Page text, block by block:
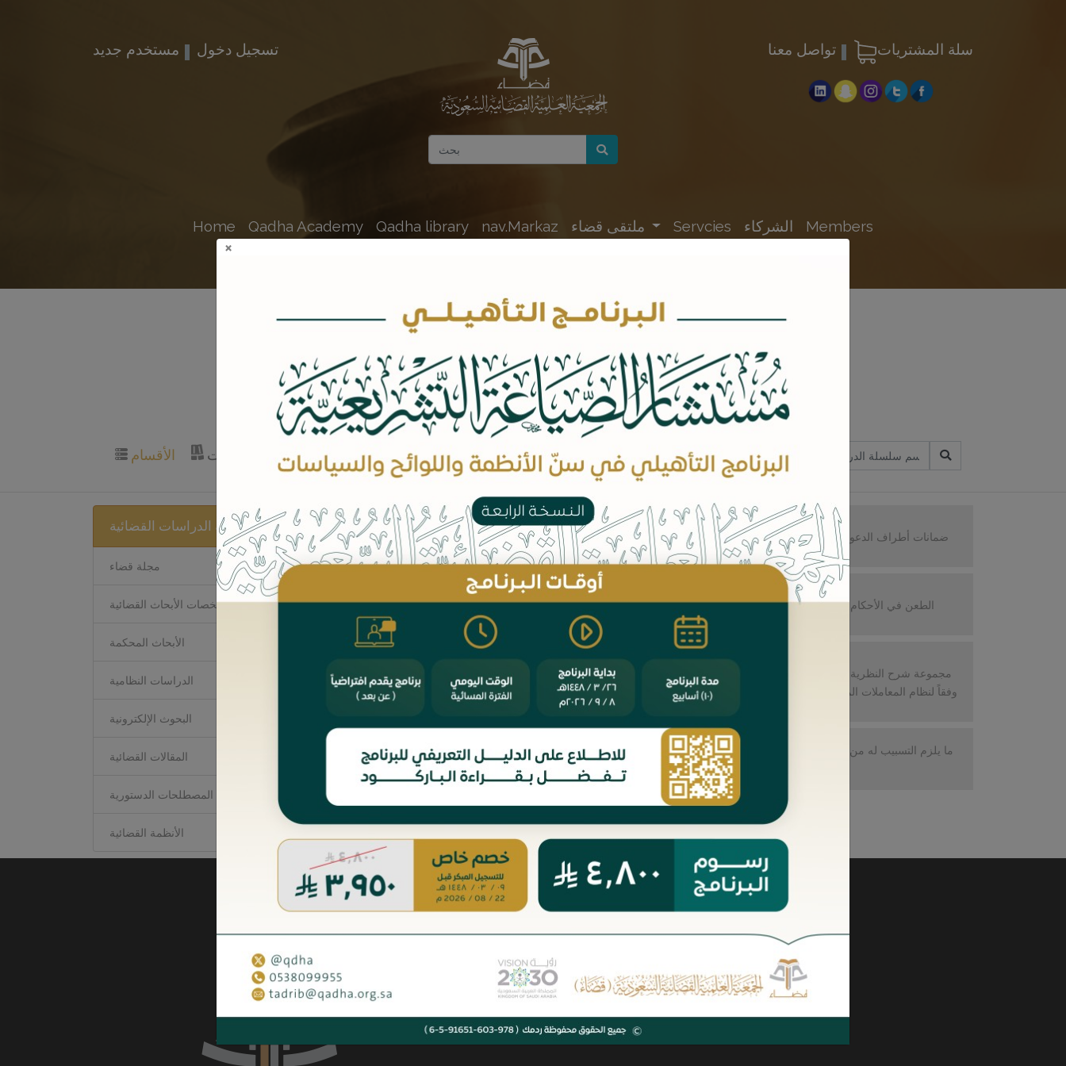
مستخدم جديد تسجيل دخول تواصل معنا سلة المشتريات
Home Qadha Academy Qadha library nav.Markaz Servcies الشركاء Members
لعرض الكتب والابحاث في مكتبة قضاء يمكن الطلب الان
طلب رفع
الأقسام التصنيفات فهرس المؤلفين حول المشروع
سلسلة الدراسات القضائية
مجلة قضاء
ملخصات الأبحاث القضائية
الأبحاث المحكمة
الدراسات النظامية
البحوث الإلكترونية
المقالات القضائية
سلسلة المصطلحات الدستورية
الأنظمة القضائية
الدليل الاسترشادي للاختصاص في
دعاوى المحاكم العامة
الحماية القانونية لحق المساهم في
الإعلام
ضمانات أطراف الدعوى التحكيمية
الميثاق العائلي في نظام الشركات
المسؤولية الطبية في ضوء النظام
السعودي
الطعن في الأحكام القضائية
التنفيذ الجبري ضد جهة الإدارة
القرارات والأحكام القضائية وأثرها في
الدعوى الإدارية في المملكة العربية
السعودية
مجموعة شرح النظرية العامة للالتزام
وفقاً لنظام المعاملات المدنية السعودي
تقادم الديون المالية
الحماية القضائية للمتضرر في القضاء
الإداري السعودي
ما يلزم التسبيب له من وسائل الإثبات
« Previous Next »
×